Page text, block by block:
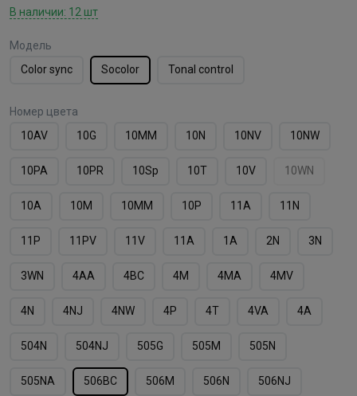
В наличии: 12 шт
Модель
Color sync
Socolor Tonal control
Номер цвета
10AV
10G 10MМ 10N 10NV 10NW
10PA 10PR 10Sp 10T 10V 10WN
10А 10М 10ММ 10Р 11A 11N
11P 11PV 11V 11А 1А 2N 3N
3WN 4AA 4BC 4M 4MA 4MV
4N 4NJ 4NW 4P 4T 4VA 4А
504N 504NJ 505G 505M 505N
505NА 506BC 506M 506N 506NJ